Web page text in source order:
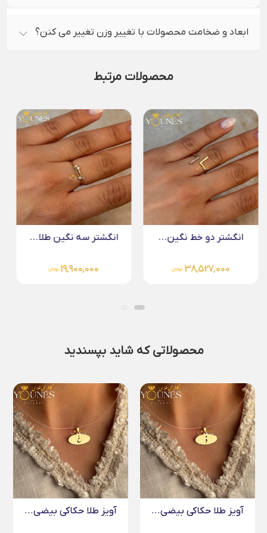
ابعاد و ضخامت محصولات با تغییر وزن تغییر می کنن؟
محصولات مرتبط
انگشتر سه نگین طلا...
19,900,000 تومان
انگشتر طلا دو خط...
26,663,000 تومان
محصولاتی که شاید بپسندید
آویز طلا حکاکی بیضی... دستبند طلا مارشال کارتیر...